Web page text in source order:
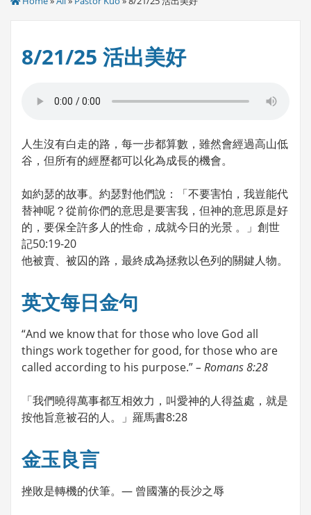
8/21/25 活出美好
人生沒有白走的路，每一步都算數，雖然會經過高山低
谷，但所有的經歷都可以化為成長的機會。
如約瑟的故事。約瑟對他們說：「不要害怕，我豈能代
替神呢？從前你們的意思是要害我，但神的意思原是好
的，要保全許多人的性命，成就今日的光景 。」創世
記50:19-20
他被賣、被囚的路，最終成為拯救以色列的關鍵人物。
英文每日金句
“And we know that for those who love God all
things work together for good, for those who are
called according to his purpose.”– Romans 8:28
「我們曉得萬事都互相效力，叫愛神的人得益處，就是
按他旨意被召的人。」羅馬書8:28
金玉良言
挫敗是轉機的伏筆。— 曾國藩的長沙之辱